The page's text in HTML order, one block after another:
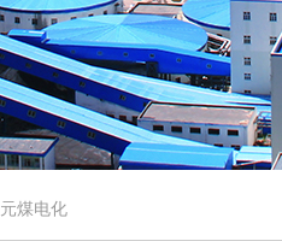
煤电化